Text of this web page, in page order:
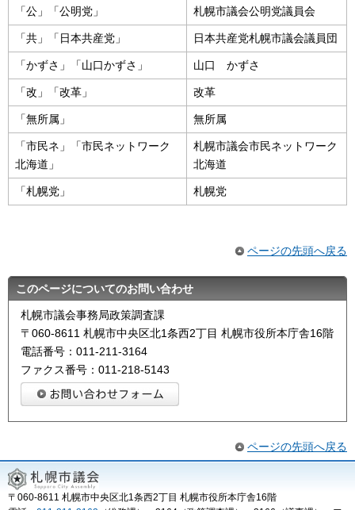
「公」「公明党」 札幌市議会公明党議員会
「共」「日本共産党」 日本共産党札幌市議会議員団
「かずさ」「山口かずさ」 山口 かずさ
「改」「改革」 改革
「無所属」 無所属
「市民ネ」「市民ネットワーク
北海道」
札幌市議会市民ネットワーク
北海道
「札幌党」 札幌党
ページの先頭へ戻る
このページについてのお問い合わせ
札幌市議会事務局政策調査課
〒060-8611 札幌市中央区北1条西2丁目 札幌市役所本庁舎16階
電話番号：011-211-3164
ファクス番号：011-218-5143
ページの先頭へ戻る
〒060-8611 札幌市中央区北1条西2丁目 札幌市役所本庁舎16階